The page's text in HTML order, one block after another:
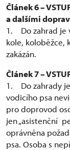
Článek 6 –
a dalšími
1. Do zahrad je
kole, koloběžce,
zakázán.
Článek 7 –
1. Do zahrady
vodicího psa
pro doprovod
jen „asistenční
oprávněna
psa. Osoba s